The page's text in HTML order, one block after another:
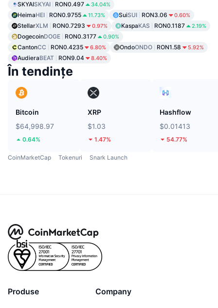
SKYAISKYAI RON0.497 34.04%
HeimaHEI RON0.9755 11.73% SuiSUI RON3.06 0.60%
StellarXLM RON0.7293 0.97% KaspaKAS RON0.1187 2.19%
DogecoinDOGE RON0.3177 0.90%
CantonCC RON0.4235 6.80% OndoONDO RON1.58 5.92%
AudieraBEAT RON9.04 8.40%
În tendințe
Bitcoin
$64,998.97
0.64%
XRP
$1.03
1.47%
Hashflow
$0.01413
54.77%
CoinMarketCap Tokenuri Snark Launch
Produse Company